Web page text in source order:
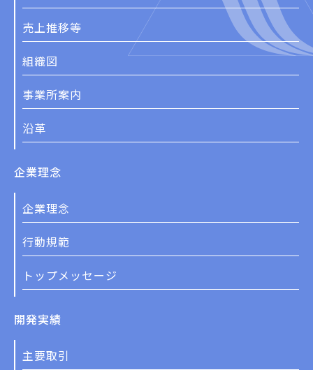
売上推移等
組織図
事業所案内
沿革
企業理念
企業理念
行動規範
トップメッセージ
開発実績
主要取引